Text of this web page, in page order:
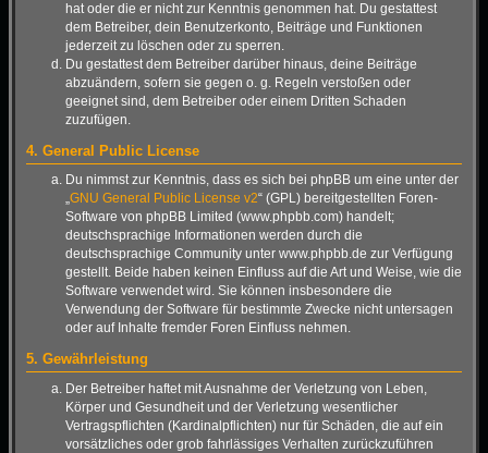
hat oder die er nicht zur Kenntnis genommen hat. Du gestattest
dem Betreiber, dein Benutzerkonto, Beiträge und Funktionen
jederzeit zu löschen oder zu sperren.
Du gestattest dem Betreiber darüber hinaus, deine Beiträge
abzuändern, sofern sie gegen o. g. Regeln verstoßen oder
geeignet sind, dem Betreiber oder einem Dritten Schaden
zuzufügen.
4. General Public License
Du nimmst zur Kenntnis, dass es sich bei phpBB um eine unter der
„GNU General Public License v2“ (GPL) bereitgestellten Foren-
Software von phpBB Limited (www.phpbb.com) handelt;
deutschsprachige Informationen werden durch die
deutschsprachige Community unter www.phpbb.de zur Verfügung
gestellt. Beide haben keinen Einfluss auf die Art und Weise, wie die
Software verwendet wird. Sie können insbesondere die
Verwendung der Software für bestimmte Zwecke nicht untersagen
oder auf Inhalte fremder Foren Einfluss nehmen.
5. Gewährleistung
Der Betreiber haftet mit Ausnahme der Verletzung von Leben,
Körper und Gesundheit und der Verletzung wesentlicher
Vertragspflichten (Kardinalpflichten) nur für Schäden, die auf ein
vorsätzliches oder grob fahrlässiges Verhalten zurückzuführen